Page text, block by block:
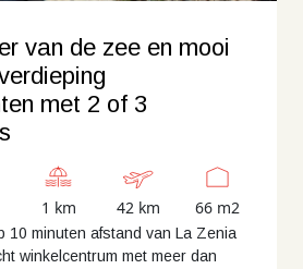
van de zee en mooi
met 2 of 3
1 km 42 km 66 m2
10 minuten afstand van La Zenia
winkelcentrum met meer dan